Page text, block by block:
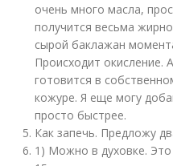
очень много масла,
получится весьма
сырой баклажан
Происходит окисление.
готовится в
кожуре. Я еще могу
просто быстрее.
Как запечь. Предложу
1) Можно в духовке.